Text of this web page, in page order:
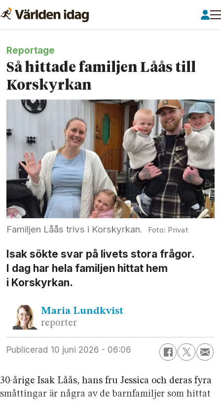
Reportage
Så hittade familjen Låås till
Korskyrkan
Familjen Låås trivs i Korskyrkan. Privat
Isak sökte svar på livets stora frågor.
I dag har hela familjen hittat hem
i Korskyrkan.
Maria Lundkvist
reporter
Publicerad 10 juni 2026 - 06:06
30-årige Isak Låås, hans fru Jessica och deras fyra
småttingar är några av de barn­familjer som hittat